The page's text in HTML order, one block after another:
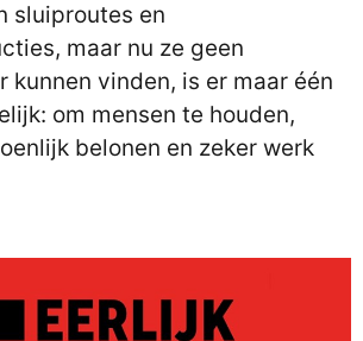
sluiproutes en
maar nu ze geen
kunnen vinden, is er maar één
om mensen te houden,
belonen en zeker werk